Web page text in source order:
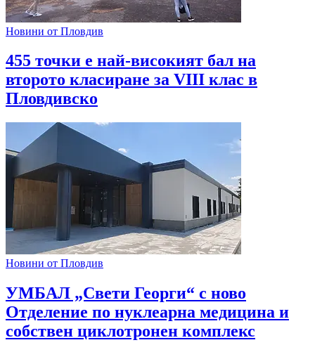
Новини от Пловдив
455 точки е най-високият бал на
второто класиране за VIII клас в
Пловдивско
Новини от Пловдив
УМБАЛ „Свети Георги“ с ново
Отделение по нуклеарна медицина и
собствен циклотронен комплекс